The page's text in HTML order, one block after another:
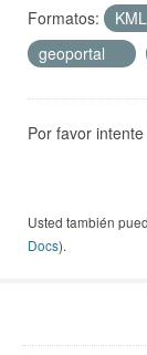
Formatos:
KML
geoportal
Por favor
Usted también
Docs).